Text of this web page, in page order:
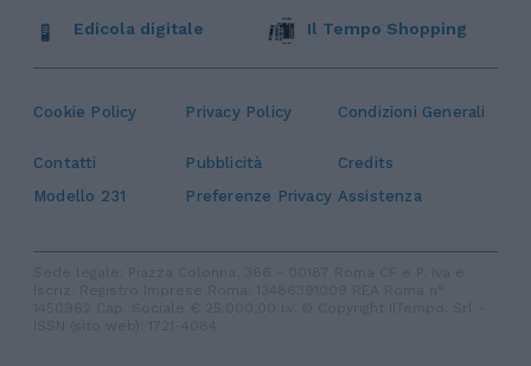
Cookie Policy Privacy Policy Condizioni Generali
Contatti Pubblicità
Credits
Modello 231
Preferenze Privacy Assistenza
Edicola digitale Il Tempo Shopping